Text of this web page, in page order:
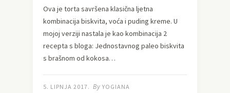
Ova je torta savršena klasična ljetna
kombinacija biskvita, voća i puding kreme. U
mojoj verziji nastala je kao kombinacija 2
recepta s bloga: Jednostavnog paleo biskvita
s brašnom od kokosa…
5. LIPNJA 2017. By YOGIANA